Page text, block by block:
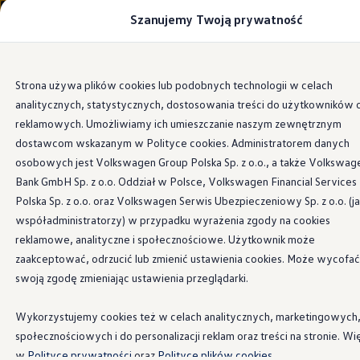
głównej
zawartości
do
stopki
Modele i konfigurator
Auta dostępne od ręki
Cenniki
Modele elektryczne i elektromobilność
Modele elektryczne
Modele elektryczne
Samochody hybrydowe
Przyszłe modele i auta koncepcyjne
ID.4 GTX Xtreme
ID.5 GTX “Xcite”
Nowy ID. Polo GTI
Ładowanie i zasięg
Ładowanie samochodu elektrycznego w domu
Ładowanie samochodu elektrycznego w trasie
Zasięg samochodów elektrycznych
Sposoby płatności
Korzyści i koszty
Koszty utrzymania
Leasing
Najem
Information
Łańcuch
śniegowy„Servo 9”
Ten łańcuch śniegowy nadaje się do opon o rozmiarach
235/55R19 i 255/50R19. Siatka z małymi oczkami
już konieczne.
Szanujemy Twoją prywatność
Strona używa plików cookies lub podobnych technologii w celach
analitycznych, statystycznych, dostosowania treści do użytkowników
reklamowych. Umożliwiamy ich umieszczanie naszym zewnętrznym
dostawcom wskazanym w Polityce cookies. Administratorem danych
osobowych jest Volkswagen Group Polska Sp. z o.o., a także
Bank GmbH Sp. z o.o. Oddział w Polsce, Volkswagen Financial Services
Polska Sp. z o.o. oraz Volkswagen Serwis Ubezpieczeniowy Sp. z o.o.
współadministratorzy) w przypadku wyrażenia zgody na cookies
reklamowe, analityczne i społecznościowe. Użytkownik może
zaakceptować, odrzucić lub zmienić ustawienia cookies. Może wycofać
swoją zgodę zmieniając ustawienia przeglądarki.
Wykorzystujemy cookies też w celach analitycznych, marketingowych,
społecznościowych i do personalizacji reklam oraz treści na stronie.
w Polityce prywatności oraz Polityce plików cookies.